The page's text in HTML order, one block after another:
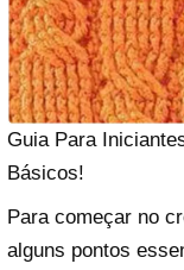
Guia Para
Básicos!
Para começar no
alguns pontos